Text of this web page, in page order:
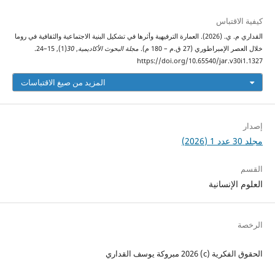
كيفية الاقتباس
القداري م. ي. (2026). العمارة الترفيهية وأثرها في تشكيل البنية الاجتماعية والثقافية في روما
خلال العصر الإمبراطوري (27 ق.م – 180 م).
مجلة البحوث الأكاديمية,
30
(1), 15–24.
https://doi.org/10.65540/jar.v30i1.1327
المزيد من صيغ الاقتباسات
إصدار
مجلد 30 عدد 1 (2026)
القسم
العلوم الإنسانية
الرخصة
الحقوق الفكرية (c) 2026 مبروكة يوسف القداري